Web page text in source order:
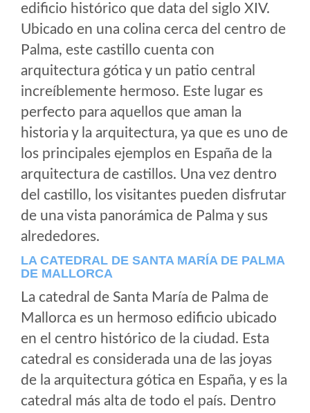
edificio histórico que data del siglo XIV.
Ubicado en una colina cerca del centro de
Palma, este castillo cuenta con
arquitectura gótica y un patio central
increíblemente hermoso. Este lugar es
perfecto para aquellos que aman la
historia y la arquitectura, ya que es uno de
los principales ejemplos en España de la
arquitectura de castillos. Una vez dentro
del castillo, los visitantes pueden disfrutar
de una vista panorámica de Palma y sus
alrededores.
LA CATEDRAL DE SANTA MARÍA DE PALMA
DE MALLORCA
La catedral de Santa María de Palma de
Mallorca es un hermoso edificio ubicado
en el centro histórico de la ciudad. Esta
catedral es considerada una de las joyas
de la arquitectura gótica en España, y es la
catedral más alta de todo el país. Dentro